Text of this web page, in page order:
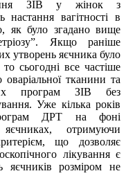
ЗІВ у жінок з
настання вагітності в
як було згадано вище
Якщо раніше
утворень яєчника було
сьогодні все частіше
тканини та
програм ЗІВ без
Уже кілька років
ДРТ на фоні
отримуючи
що дозволяє
лікування є
яєчників розміром не